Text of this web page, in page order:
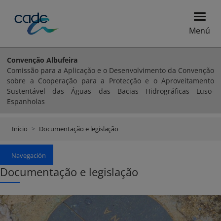
Menú
Convenção Albufeira
Comissão para a Aplicação e o Desenvolvimento da Convenção
sobre a Cooperação para a Protecção e o Aproveitamento
Sustentável das Águas das Bacias Hidrográficas Luso-
Espanholas
Inicio Documentação e legislação
Navegación
Documentação e legislação